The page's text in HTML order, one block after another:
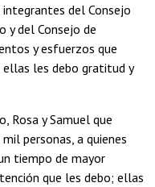
del Consejo
y del Consejo de
y esfuerzos que
ellas les debo gratitud y
Rosa y Samuel que
personas, a quienes
tiempo de mayor
que les debo; ellas